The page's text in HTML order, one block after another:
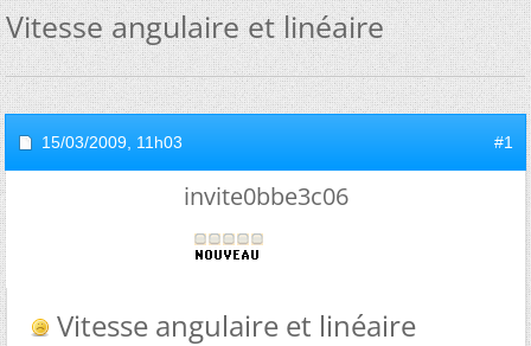
Vitesse angulaire et linéaire
15/03/2009, 11h03 #1
invite0bbe3c06
Vitesse angulaire et linéaire